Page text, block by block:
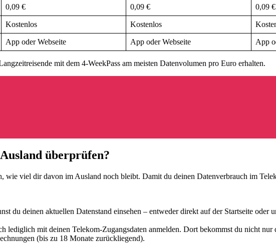
0,09 € 0,09 € 0,09 €
Kostenlos Kostenlos
App oder Webseite App oder Webseite App
mit dem 4-WeekPass am meisten Datenvolumen pro Euro erhalten.
überprüfen?
wie viel dir davon im Ausland noch bleibt. Damit du deinen Datenverbrauch im
deinen aktuellen Datenstand einsehen – entweder direkt auf der Startseite oder
mit deinen Telekom-Zugangsdaten anmelden. Dort bekommst du nicht nur
(bis zu 18 Monate zurückliegend).